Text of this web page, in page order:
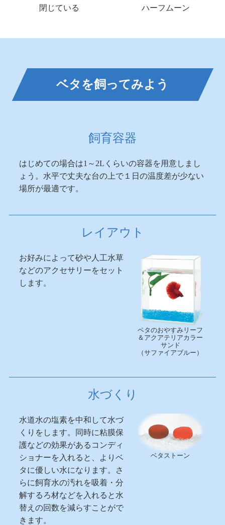
閉じている
ハーフムーン
ベタを飼ってみよう
飼育容器
はじめての場合は1～2Lくらいの容器を用意しまし
ょう。水平で丈夫な台の上で１日の温度差が少ない
場所が最適です。
レイアウト
お好みによって砂や人工水草
などのアクセサリーをセット
します。
ベタのおやすみリーフ
＆アクアテリアカラー
サンド
（サファイアブルー）
水づくり
水道水の塩素を中和して水づ
くりをします。同時に粘膜保
護などの効果があるコンディ
ショナーを入れると、よりベ
タに優しい水になります。さ
らに飼育水の汚れを吸着・分
解するろ材などを入れると水
替えの回数を減らすことがで
きます。
ベタストーン